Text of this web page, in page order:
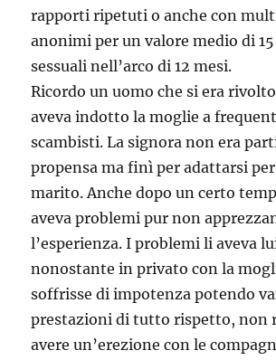
rapporti ripetuti o anche con
anonimi per un valore medio di
sessuali nell’arco di 12 mesi.
Ricordo un uomo che si era
aveva indotto la moglie a
scambisti. La signora non era
propensa ma finì per adattarsi
marito. Anche dopo un certo
aveva problemi pur non
l’esperienza. I problemi li aveva
nonostante in privato con la
soffrisse di impotenza potendo
prestazioni di tutto rispetto, non
avere un’erezione con le